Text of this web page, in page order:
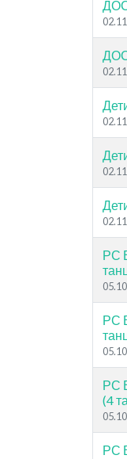
РС
РС
РС
(4
РС